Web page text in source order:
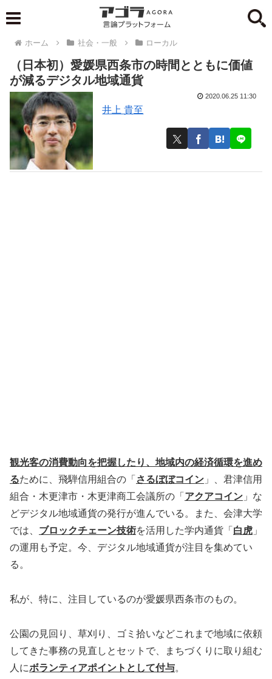
ホーム 社会・一般 ローカル
（日本初）愛媛県西条市の時間とともに価値
が減るデジタル地域通貨
井上 貴至
2020.06.25 11:30
観光客の消費動向を把握したり、地域内の経済循環を進め
るために、飛騨信用組合の「 さるぼぼコイン 」、君津信用
組合・木更津市・木更津商工会議所の「 アクアコイン 」な
どデジタル地域通貨の発行が進んでいる。また、会津大学
では、 ブロックチェーン技術を活用した学内通貨「 白虎 」
の運用も予定。今、デジタル地域通貨が注目を集めてい
る。
私が、特に、注目しているのが愛媛県西条市のもの。
公園の見回り、草刈り、ゴミ拾いなどこれまで地域に依頼
してきた事務の見直しとセットで、まちづくりに取り組む
人にボランティアポイントとして付与。